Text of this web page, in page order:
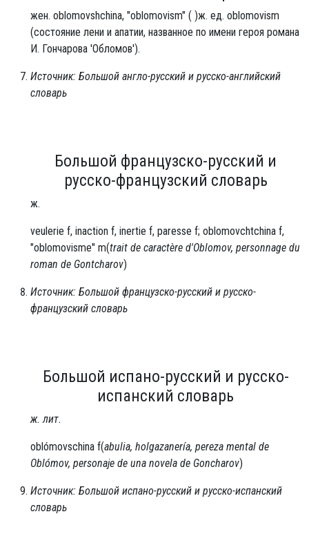
жен. oblomovshchina, "oblomovism" ( )ж. ед. oblomovism
(состояние лени и апатии, названное по имени героя романа
И. Гончарова 'Обломов').
Источник: Большой англо-русский и русско-английский
словарь
Большой французско-русский и
русско-французский словарь
ж.
veulerie f, inaction f, inertie f, paresse f; oblomovchtchina f,
"oblomovisme" m(trait de caractère d'Oblomov, personnage du
roman de Gontcharov)
Источник: Большой французско-русский и русско-
французский словарь
Большой испано-русский и русско-
испанский словарь
ж. лит.
oblómovschina f(abulia, holgazanería, pereza mental de
Oblómov, personaje de una novela de Goncharov)
Источник: Большой испано-русский и русско-испанский
словарь